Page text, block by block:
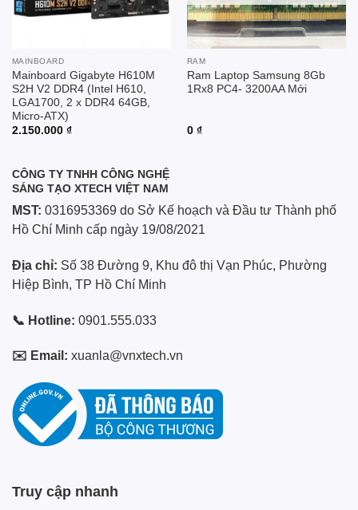
MAINBOARD
Mainboard Gigabyte H610M
S2H V2 DDR4 (Intel H610,
LGA1700, 2 x DDR4 64GB,
Micro-ATX)
2.150.000 ₫
RAM
Ram Laptop Samsung 8Gb
1Rx8 PC4- 3200AA Mới
0 ₫
CÔNG TY TNHH CÔNG NGHỆ
SÁNG TẠO XTECH VIỆT NAM
MST: 0316953369 do Sở Kế hoạch và Đầu tư Thành phố
Hồ Chí Minh cấp ngày 19/08/2021
Địa chỉ: Số 38 Đường 9, Khu đô thị Vạn Phúc, Phường
Hiệp Bình, TP Hồ Chí Minh
📞 Hotline: 0901.555.033
✉️ Email: xuanla@vnxtech.vn
Truy cập nhanh